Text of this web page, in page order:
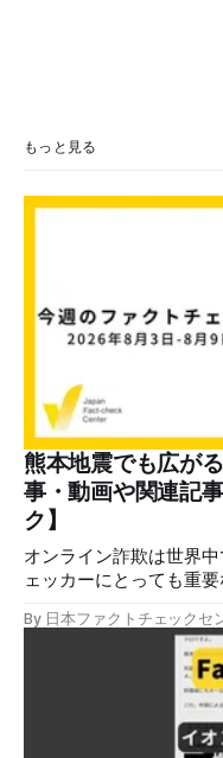
もっと見る
熊本地震でも広が
事・動画や関連記
ク】
オンライン詐欺は世界
ェッカーにとっても重
トへのリンクを貼るな
✉️日本ファクトチェッ
した記事を中心に、そ
ェックや偽情報関連の
ースレターでも配信してい
By 日本ファクトチェックセ